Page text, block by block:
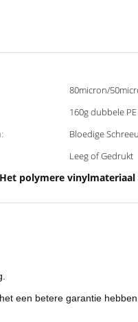
80micron/
160g dubbele
Bloedige
Leeg of Gedrukt
Het polymere
een betere garantie